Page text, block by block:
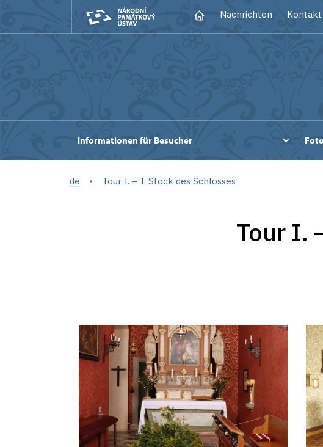
Nachrichten Kontakt
Informationen für Besucher
de Tour I. – I. Stock des Schlosses
Tour I.